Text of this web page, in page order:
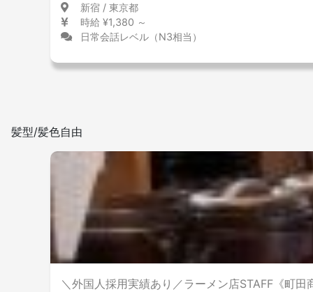
新宿 / 東京都
時給 ¥1,380 ～
日常会話レベル（N3相当）
髪型/髪色自由
＼外国人採用実績あり／ラーメン店STAFF《町